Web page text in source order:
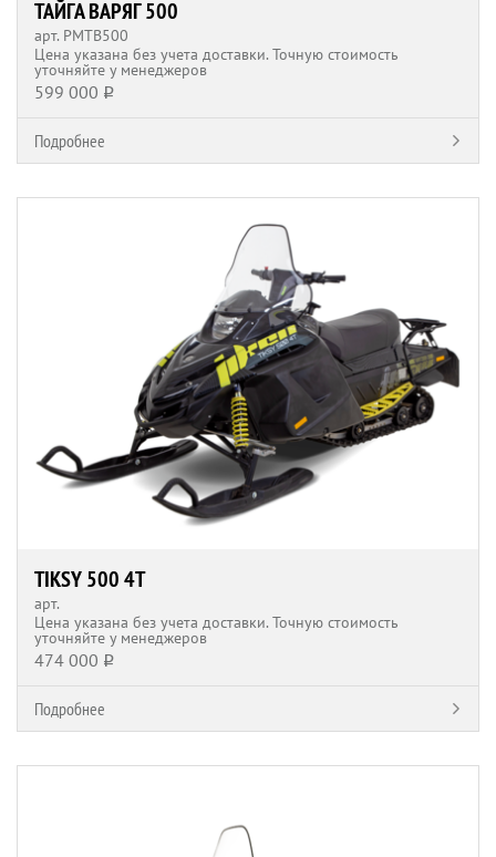
ТАЙГА ВАРЯГ 500
арт. РМТВ500
Цена указана без учета доставки. Точную стоимость
уточняйте у менеджеров
599 000 q
Подробнее
TIKSY 500 4T
арт.
Цена указана без учета доставки. Точную стоимость
уточняйте у менеджеров
474 000 q
Подробнее